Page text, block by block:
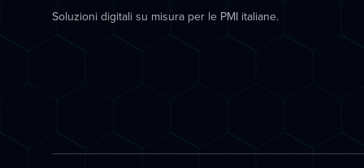
Soluzioni digitali su misura per le PMI italiane.